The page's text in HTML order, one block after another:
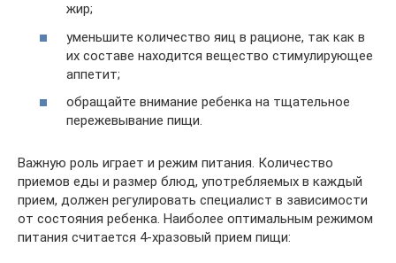
жир;
уменьшите количество яиц в рационе, так как в
их составе находится вещество стимулирующее
аппетит;
обращайте внимание ребенка на тщательное
пережевывание пищи.
Важную роль играет и режим питания. Количество
приемов еды и размер блюд, употребляемых в каждый
прием, должен регулировать специалист в зависимости
от состояния ребенка. Наиболее оптимальным режимом
питания считается 4-хразовый прием пищи: